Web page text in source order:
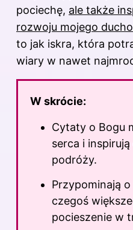
pociechę, ale także
rozwoju mojego
to jak iskra, która
wiary w nawet
W skrócie:
Cytaty o Bogu
serca i
podróży.
Przypominają
czegoś
pocieszenie w